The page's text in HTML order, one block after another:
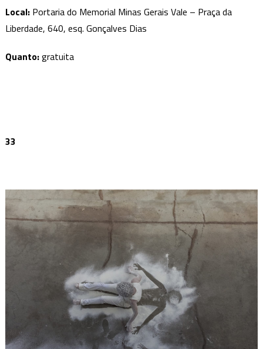
Local:Portaria do Memorial Minas Gerais Vale – Praça da
Liberdade, 640, esq. Gonçalves Dias
Quanto:gratuita
33